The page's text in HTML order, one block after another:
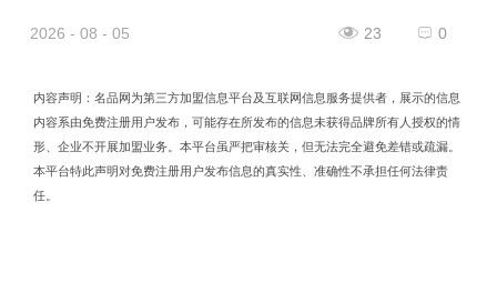
2026 - 08 - 05 0
23
内容声明：名品网为第三方加盟信息平台及互联网信息服务提供者，展示的信息
内容系由免费注册用户发布，可能存在所发布的信息未获得品牌所有人授权的情
形、企业不开展加盟业务。本平台虽严把审核关，但无法完全避免差错或疏漏。
本平台特此声明对免费注册用户发布信息的真实性、准确性不承担任何法律责
任。